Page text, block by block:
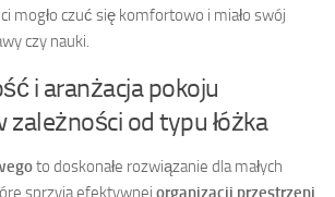
mogło czuć się komfortowo i miało swój
czy nauki.
i aranżacja pokoju
zależności od typu łóżka
to doskonałe rozwiązanie dla małych
sprzyja efektywnej organizacji przestrzeni